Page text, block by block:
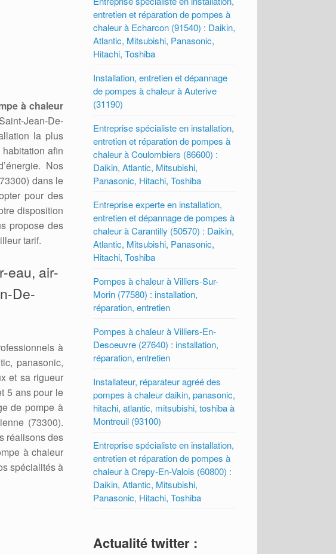
à chaleur
Jean-De-
la plus
afin
Nos
dans le
pour des
disposition
propose des
tarif.
eau, air-
De-
à
panasonic,
et sa rigueur
5 ans pour le
de pompe à
(73300).
réalisons des
à chaleur
spécialités à
entretien et réparation de pompes à
chaleur à Echarcon (91540) : Daikin,
Atlantic, Mitsubishi, Panasonic,
Hitachi, Toshiba
Installation, entretien et dépannage
de pompes à chaleur à Auterive
(31190)
Entreprise spécialiste en installation,
entretien et réparation de pompes à
chaleur à Coulombiers (86600) :
Daikin, Atlantic, Mitsubishi,
Panasonic, Hitachi, Toshiba
Entreprise experte en installation,
entretien et dépannage de pompes à
chaleur à Carantilly (50570) : Daikin,
Atlantic, Mitsubishi, Panasonic,
Hitachi, Toshiba
Pompes à chaleur à Villiers-Sur-
Morin (77580) : installation,
réparation, entretien
Pompes à chaleur à Villiers-En-
Desoeuvre (27640) : installation,
réparation, entretien
Installateur, réparateur agréé des
pompes à chaleur daikin, panasonic,
hitachi, atlantic, mitsubishi, toshiba à
Montreuil (93100)
Entreprise spécialiste en installation,
entretien et réparation de pompes à
chaleur à Crepy-En-Valois (60800) :
Daikin, Atlantic, Mitsubishi,
Panasonic, Hitachi, Toshiba
Actualité twitter :